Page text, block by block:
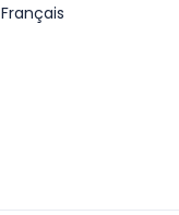
Français